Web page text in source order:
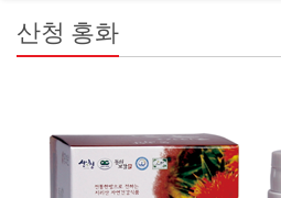
산청 홍화